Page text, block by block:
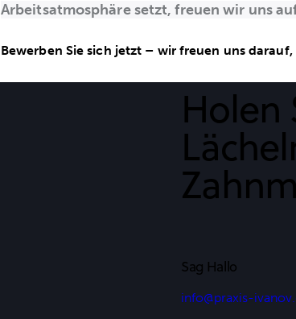
Arbeitsatmosphäre setzt, freuen wir uns
Bewerben Sie sich jetzt – wir freuen uns
Holen
Sag Hallo
info@praxis-